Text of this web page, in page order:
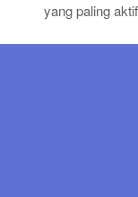
yang paling